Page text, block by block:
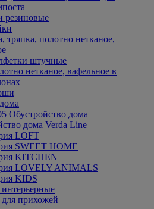
резиновые
тряпка, полотно нетканое,
штучные
нетканое, вафельное в
Обустройство дома
дома Verda Line
LOFT
SWEET HOME
KITCHEN
LOVELY ANIMALS
KIDS
прихожей